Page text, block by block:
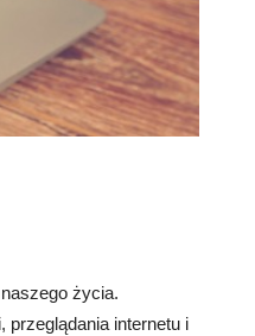
życia.
przeglądania internetu i